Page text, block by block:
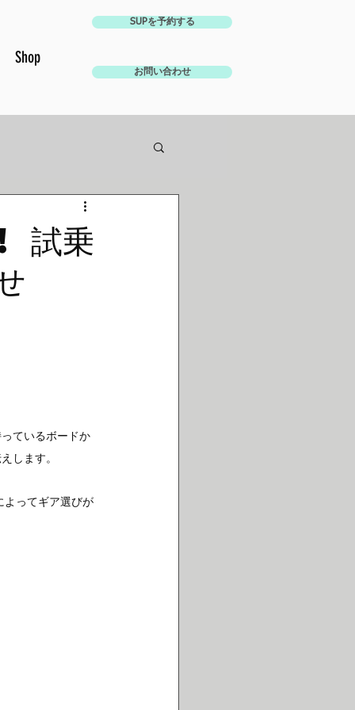
Shop
SUPを予約する
お問い合わせ
乗
ているボードか
します。
よってギア選びが